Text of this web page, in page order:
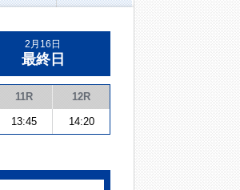
2月16日
最終日
11R 12R
13:45 14:20